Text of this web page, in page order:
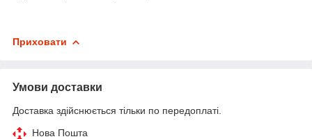
Приховати
Умови доставки
Доставка здійснюється тільки по передоплаті.
Нова Пошта